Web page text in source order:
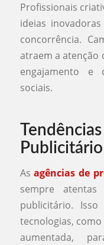
Profissionais
ideias
concorrência.
atraem a atenção
engajamento e
sociais.
Publicitário
Asagências de
sempre
publicitário.
tecnologias,
aumentada,